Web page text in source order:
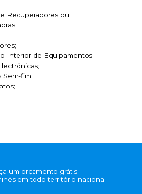
Recuperadores ou
Interior de Equipamentos;
Sem-fim;
um orçamento grátis
em todo território nacional